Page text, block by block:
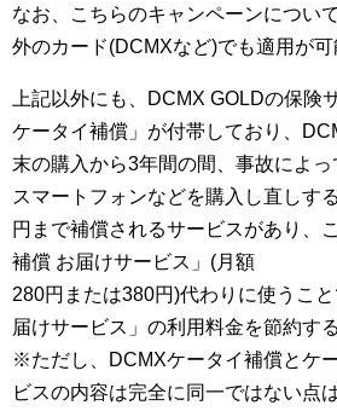
なお、こちらのキャンペーンについ
外のカード(DCMXなど)でも適用が可
上記以外にも、DCMX GOLDの保険
ケータイ補償」が付帯しており、
末の購入から3年間の間、事故によ
スマートフォンなどを購入し直しす
円まで補償されるサービスがあり、
補償 お届けサービス」(月額
280円または380円)代わりに使うこ
届けサービス」の利用料金を節約す
※ただし、DCMXケータイ補償とケ
ビスの内容は完全に同一ではない点